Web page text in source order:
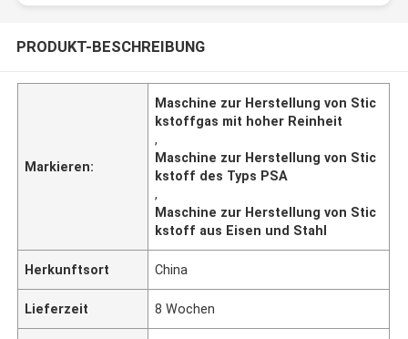
PRODUKT-BESCHREIBUNG
Markieren:
Maschine zur Herstellung von Stic
kstoffgas mit hoher Reinheit
,
Maschine zur Herstellung von Stic
kstoff des Typs PSA
,
Maschine zur Herstellung von Stic
kstoff aus Eisen und Stahl
Herkunftsort China
Lieferzeit 8 Wochen